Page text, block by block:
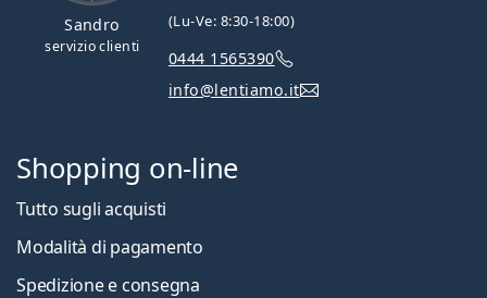
Sandro
servizio clienti
(Lu-Ve: 8:30-18:00)
0444 1565390
info@lentiamo.it
Shopping on-line
Tutto sugli acquisti
Modalità di pagamento
Spedizione e consegna